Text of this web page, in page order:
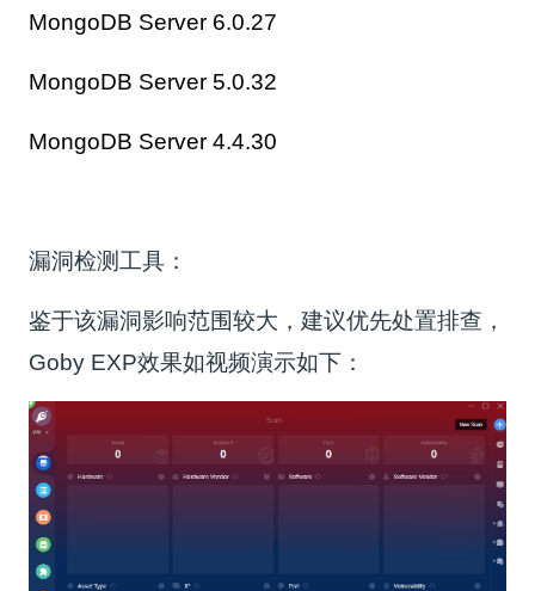
MongoDB Server 6.0.27
MongoDB Server 5.0.32
MongoDB Server 4.4.30
漏洞检测工具：
鉴于该漏洞影响范围较大，建议优先处置排查，
Goby EXP效果如视频演示如下：